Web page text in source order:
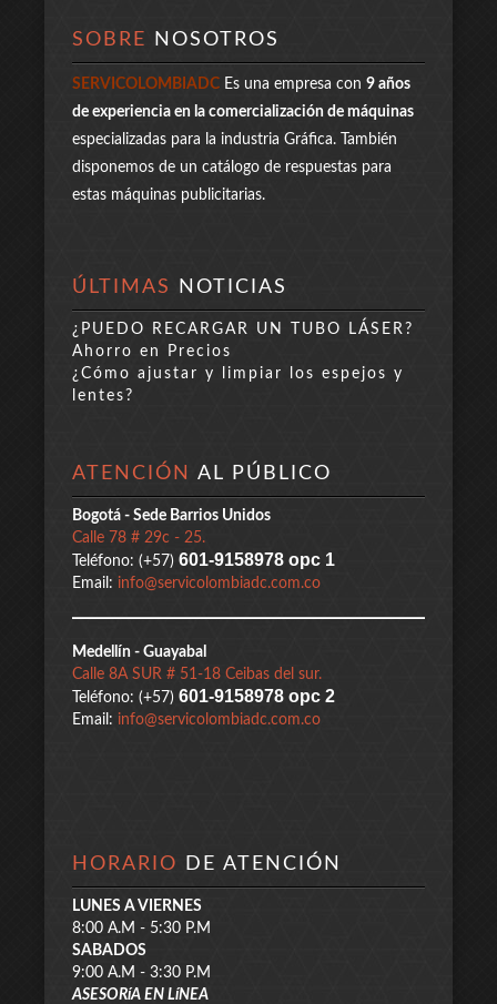
SOBRE NOSOTROS
SERVICOLOMBIADC Es una empresa con 9 años
de experiencia en la comercialización de máquinas
especializadas para la industria Gráfica. También
disponemos de un catálogo de respuestas para
estas máquinas publicitarias.
ÚLTIMAS NOTICIAS
¿PUEDO RECARGAR UN TUBO LÁSER?
Ahorro en Precios
¿Cómo ajustar y limpiar los espejos y
lentes?
ATENCIÓN AL PÚBLICO
Bogotá - Sede Barrios Unidos
Calle 78 # 29c - 25.
Teléfono: (+57) 601-9158978 opc 1
Email: info@servicolombiadc.com.co
Medellín - Guayabal
Calle 8A SUR # 51-18 Ceibas del sur.
Teléfono: (+57) 601-9158978 opc 2
Email: info@servicolombiadc.com.co
HORARIO DE ATENCIÓN
LUNES A VIERNES
8:00 A.M - 5:30 P.M
SABADOS
9:00 A.M - 3:30 P.M
ASESORíA EN LíNEA